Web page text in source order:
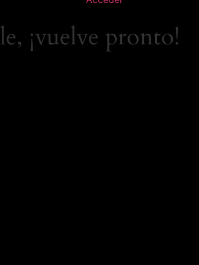
¡vuelve pronto!